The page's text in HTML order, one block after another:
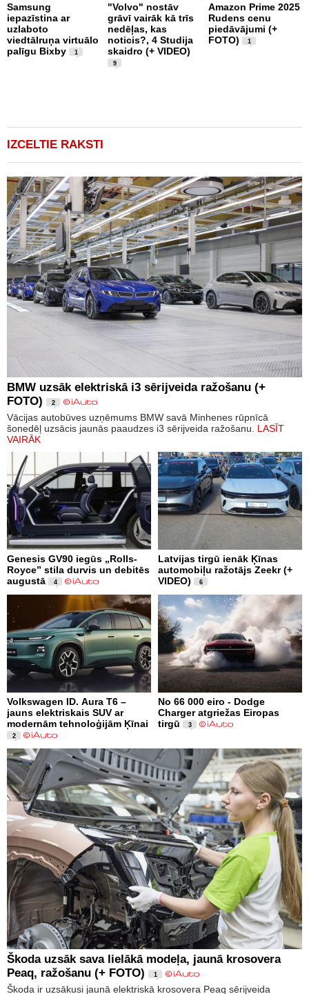
Samsung
iepazīstina ar
uzlaboto
viedtālruņa virtuālo
palīgu Bixby
1
"Volvo" nostāv
grāvī vairāk kā trīs
nedēļas, kas
noticis?, 4 Studija
skaidro (+ VIDEO)
9
Amazon Prime 2025
Rudens cenu
piedāvājumi (+
FOTO)
1
IZCELTIE RAKSTI
BMW uzsāk elektriskā i3 sērijveida ražošanu (+
FOTO)
2
Vācijas autobūves uzņēmums BMW savā Minhenes rūpnīcā
šonedēļ uzsācis jaunās paaudzes i3 sērijveida ražošanu. LASĪT
VAIRĀK
Genesis GV90 iegūs „Rolls-
Royce” stila durvis un debitēs
augustā
4
Latvijas tirgū ienāk Ķīnas
automobiļu ražotājs Zeekr (+
VIDEO)
6
Volkswagen ID. Aura T6 –
jauns elektriskais SUV ar
modernām tehnoloģijām Ķīnai
2
No 66 000 eiro - Dodge
Charger atgriežas Eiropas
tirgū
3
Škoda uzsāk sava lielākā modeļa, jaunā krosovera
Peaq, ražošanu (+ FOTO)
1
Škoda ir uzsākusi jaunā elektriskā krosovera Peaq sērijveida